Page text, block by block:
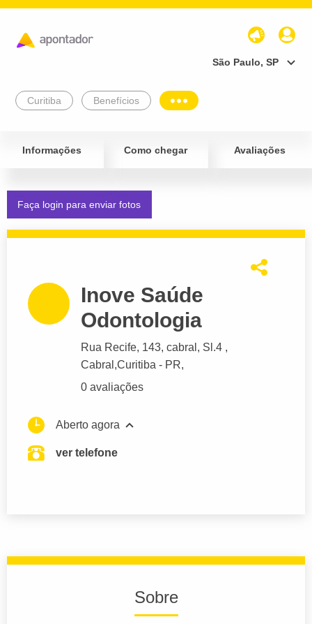
São Paulo, SP
Curitiba Benefícios
Informações Como chegar Avaliações
Faça login para enviar fotos
Inove Saúde
Odontologia
Rua Recife, 143, cabral, Sl.4 ,
Cabral,Curitiba - PR,
0 avaliações
Aberto agora
ver telefone
Sobre